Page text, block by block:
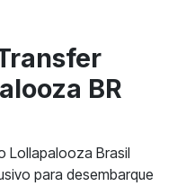
BR
Lollapalooza Brasil
para desembarque